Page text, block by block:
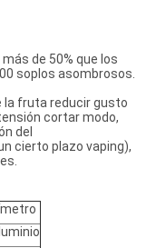
de 50% que los
soplos asombrosos.
la fruta reducir gusto
cortar modo,
del
cierto plazo vaping),